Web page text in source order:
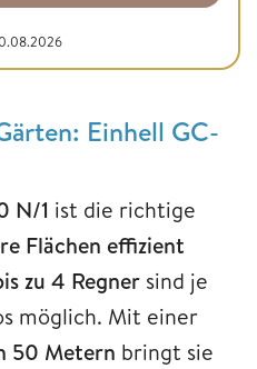
Einhell GC-
N/1 ist die richtige
Flächen effizient
zu 4 Regner sind je
möglich. Mit einer
50 Metern bringt sie